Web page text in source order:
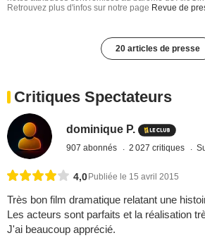
Retrouvez plus d'infos sur notre page Revue de
20 articles de presse
Critiques Spectateurs
dominique P.
907 abonnés 2 027 critiques
4,0Publiée le 15 avril 2015
Très bon film dramatique relatant une
Les acteurs sont parfaits et la réalisation
J'ai beaucoup apprécié.